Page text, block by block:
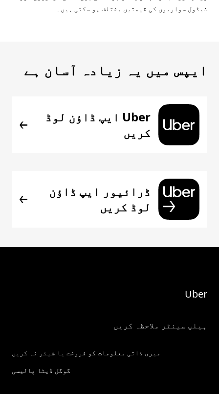
شیڈول سواریوں کی قیمتیں مختلف ہو سکتی ہیں۔
ایپس میں یہ زیادہ آسان ہے
Uber ایپ ڈاؤن لوڈ
کریں
ڈرائیور ایپ ڈاؤن
لوڈ کریں
Uber
ہیلپ سینٹر ملاحظہ کریں
میری ذاتی معلومات کو فروخت یا شیئر نہ کریں
گوگل ڈیٹا پالیسی